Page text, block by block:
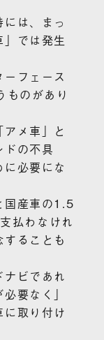
は、まっ
では発生
フェース
ものがあり
メ車」と
の不具
必要にな
国産車の1.5
払わなけれ
ることも
ビであれ
要なく」
取り付け